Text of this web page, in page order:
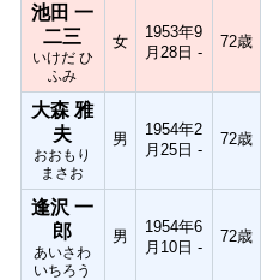
池田 一
二三
いけだ ひ
ふみ
女
1953年9
月28日 -
72歳
大森 雅
夫
おおもり
まさお
男
1954年2
月25日 -
72歳
逢沢 一
郎
あいさわ
いちろう
男
1954年6
月10日 -
72歳